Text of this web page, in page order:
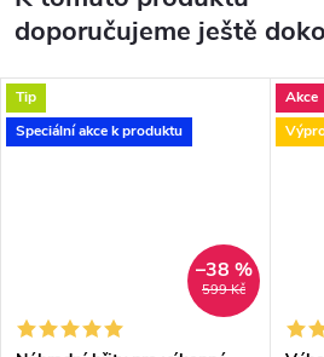
dlouhodobou vlhkost
doporučujeme ještě
Tip
Speciální akce k produktu
599 Kč
–38 %
Akce